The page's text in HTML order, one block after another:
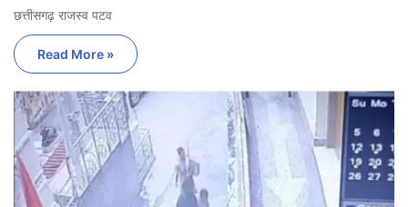
छत्तीसगढ़ राजस्व पटव
Read More »